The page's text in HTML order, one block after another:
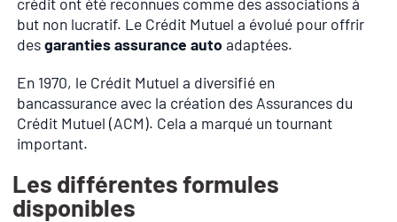
but non lucratif. Le Crédit Mutuel a évolué pour offrir
desgaranties assurance auto adaptées.
En 1970, le Crédit Mutuel a diversifié en
bancassurance avec la création des Assurances du
Crédit Mutuel (ACM). Cela a marqué un tournant
important.
Les différentes formules
disponibles